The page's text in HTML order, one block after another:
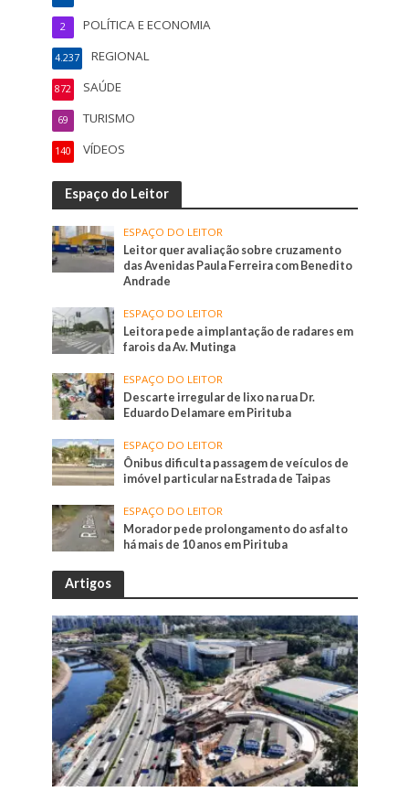
POLÍTICA E ECONOMIA
2
REGIONAL
4.237
SAÚDE
872
TURISMO
69
VÍDEOS
140
Espaço do Leitor
ESPAÇO DO LEITOR
Leitor quer avaliação sobre cruzamento
das Avenidas Paula Ferreira com Benedito
Andrade
ESPAÇO DO LEITOR
Leitora pede a implantação de radares em
farois da Av. Mutinga
ESPAÇO DO LEITOR
Descarte irregular de lixo na rua Dr.
Eduardo Delamare em Pirituba
ESPAÇO DO LEITOR
Ônibus dificulta passagem de veículos de
imóvel particular na Estrada de Taipas
ESPAÇO DO LEITOR
Morador pede prolongamento do asfalto
há mais de 10 anos em Pirituba
Artigos